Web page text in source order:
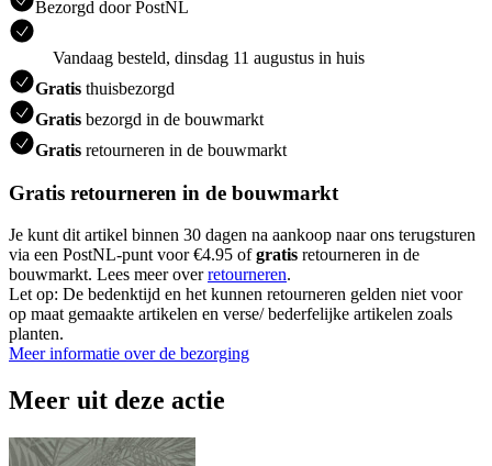
Bezorgd door PostNL
Vandaag besteld, dinsdag 11 augustus in huis
Gratis thuisbezorgd
Gratis bezorgd in de bouwmarkt
Gratis retourneren in de bouwmarkt
Gratis retourneren in de bouwmarkt
Je kunt dit artikel binnen 30 dagen na aankoop naar ons terugsturen
via een PostNL-punt voor €4.95 ofgratis retourneren in de
bouwmarkt. Lees meer overretourneren.
Let op: De bedenktijd en het kunnen retourneren gelden niet voor
op maat gemaakte artikelen en verse/ bederfelijke artikelen zoals
planten.
Meer informatie over de bezorging
Meer uit deze actie